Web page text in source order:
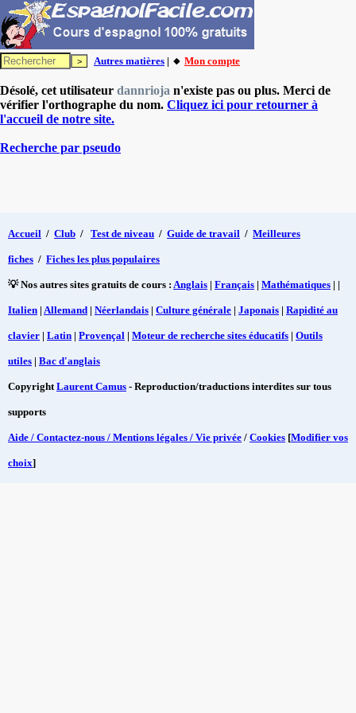
Autres matières | 🔸 Mon compte
Désolé, cet utilisateur dannrioja n'existe pas ou plus. Merci de
vérifier l'orthographe du nom. Cliquez ici pour retourner à
l'accueil de notre site.
Recherche par pseudo
Accueil / Club / Test de niveau / Guide de travail / Meilleures
fiches / Fiches les plus populaires
💡 Nos autres sites gratuits de cours : Anglais | Français | Mathématiques | |
Italien | Allemand | Néerlandais | Culture générale | Japonais | Rapidité au
clavier | Latin | Provençal | Moteur de recherche sites éducatifs | Outils
utiles | Bac d'anglais
CopyrightLaurent Camus - Reproduction/traductions interdites sur tous
supports
Aide / Contactez-nous / Mentions légales / Vie privée / Cookies [Modifier vos
choix]